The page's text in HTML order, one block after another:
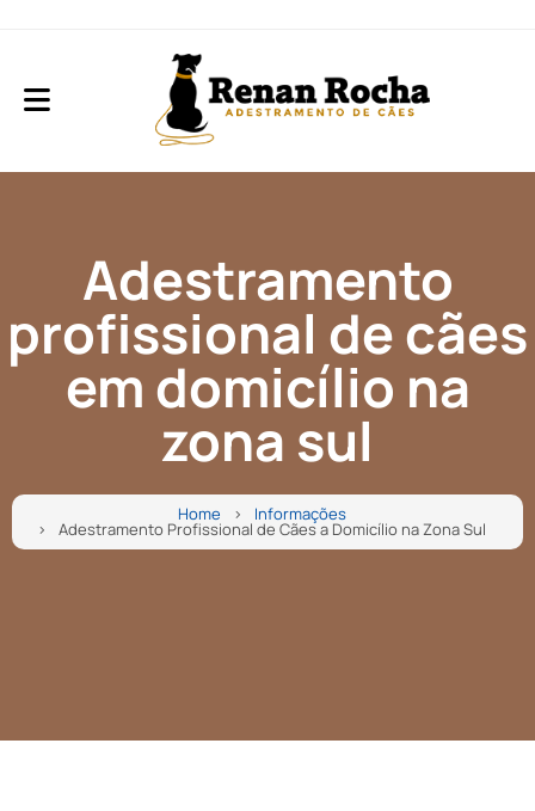
Adestramento
profissional de cães
em domicílio na
zona sul
Home Informações
Adestramento Profissional de Cães a Domicílio na Zona Sul